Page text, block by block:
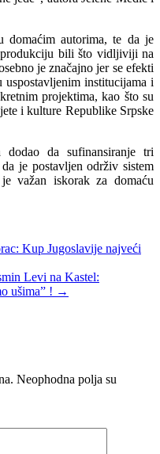
domaćim autorima, te da je
bili što vidljiviji na
je značajno jer se efekti
institucijama i
projektima, kao što su
i kulture Republike Srpske
da sufinansiranje tri
je postavljen održiv sistem
važan iskorak za domaću
Kup Jugoslavije najveći
Levi na Kastel:
ušima” ! →
Neophodna polja su